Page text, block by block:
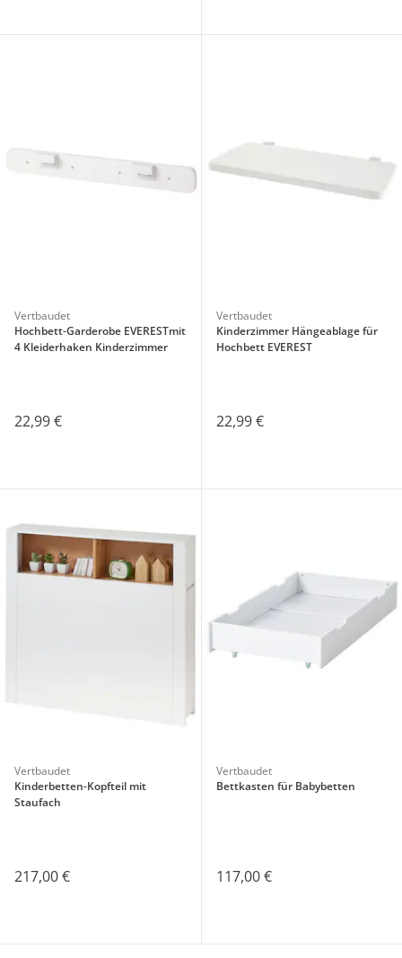
Vertbaudet
Hochbett-Garderobe EVERESTmit
4 Kleiderhaken Kinderzimmer
22,99 €
Vertbaudet
Kinderzimmer Hängeablage für
Hochbett EVEREST
22,99 €
Vertbaudet
Kinderbetten-Kopfteil mit
Staufach
217,00 €
Vertbaudet
Bettkasten für Babybetten
117,00 €